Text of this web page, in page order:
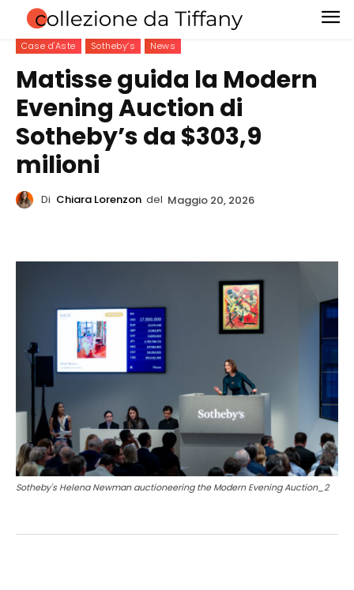
Case d'Aste Sotheby’s News
Matisse guida la Modern
Evening Auction di
Sotheby’s da $303,9
milioni
Di Chiara Lorenzon del Maggio 20, 2026
Sotheby's Helena Newman auctioneering the Modern Evening Auction_2